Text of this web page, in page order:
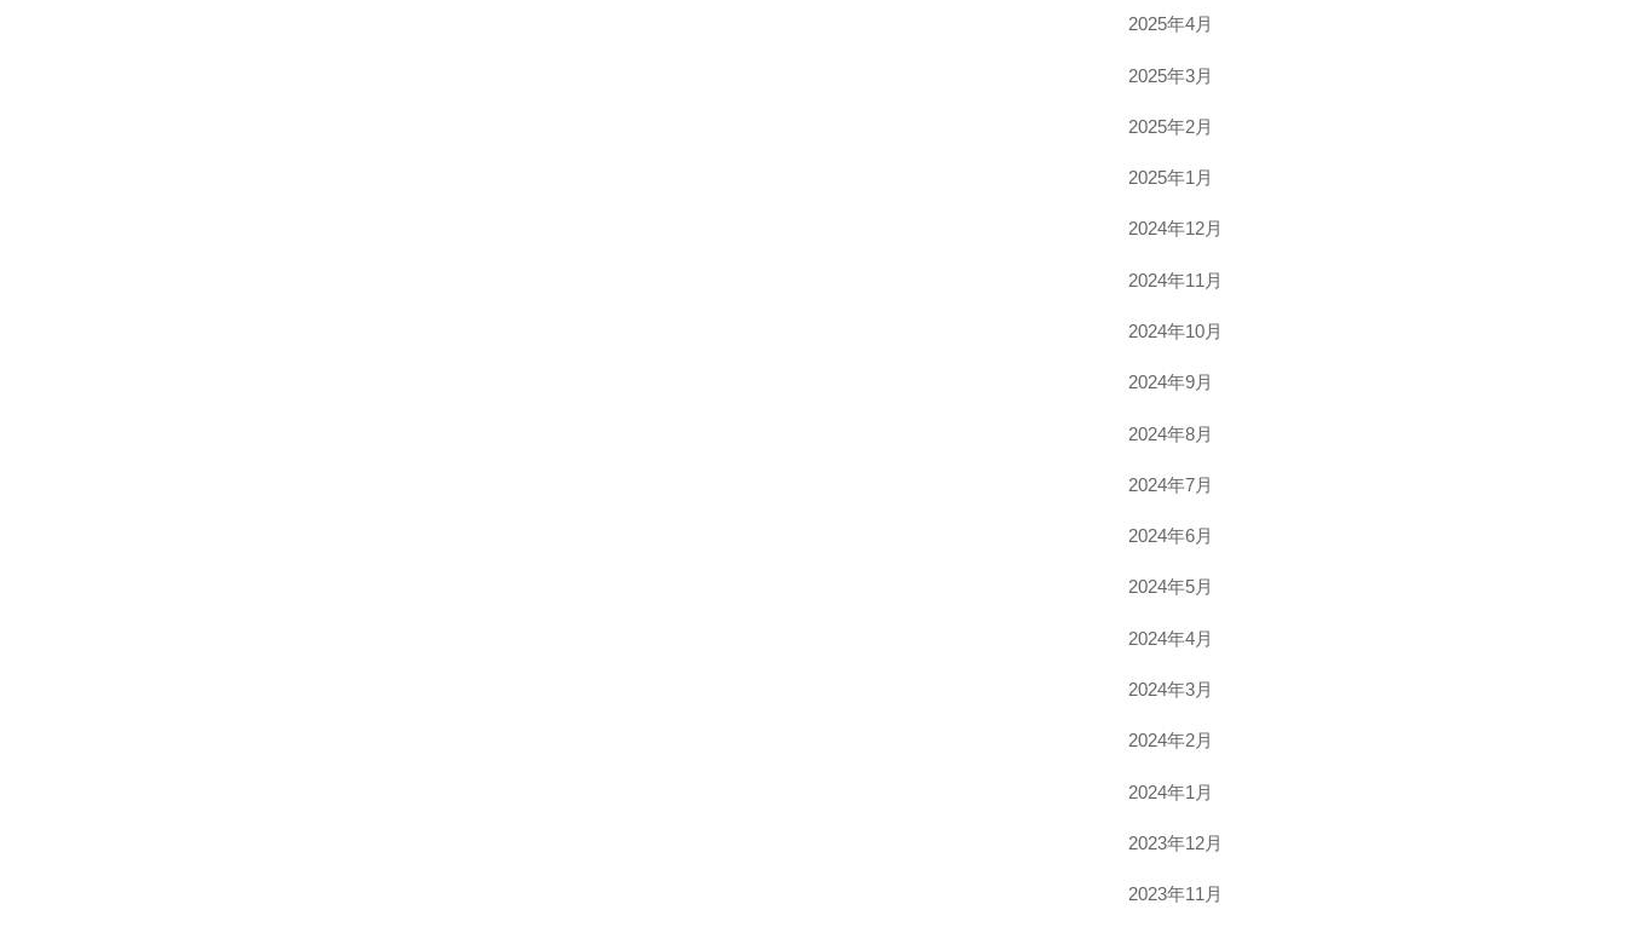
2025年4月
2025年3月
2025年2月
2025年1月
2024年12月
2024年11月
2024年10月
2024年9月
2024年8月
2024年7月
2024年6月
2024年5月
2024年4月
2024年3月
2024年2月
2024年1月
2023年12月
2023年11月